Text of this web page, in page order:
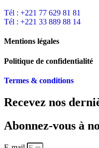
Tél : +221 77 629 81 81
Tél : +221 33 889 88 14
Mentions légales
Politique de confidentialité
Termes & conditions
Recevez nos
Abonnez-vous à